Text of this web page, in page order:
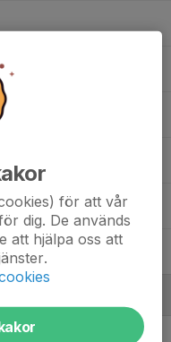
för att vår
dig. De används
att hjälpa oss att